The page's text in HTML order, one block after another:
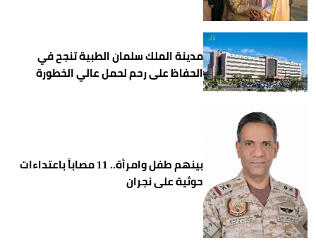
مدينة الملك سلمان الطبية تنجح في
الحفاظ على رحم لحمل عالي الخطورة
بينهم طفل وامرأة.. 11 مصاباً باعتداءات
حوثية على نجران